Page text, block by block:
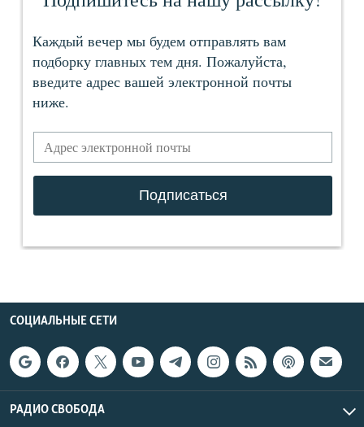
СОЦИАЛЬНЫЕ СЕТИ
РАДИО СВОБОДА